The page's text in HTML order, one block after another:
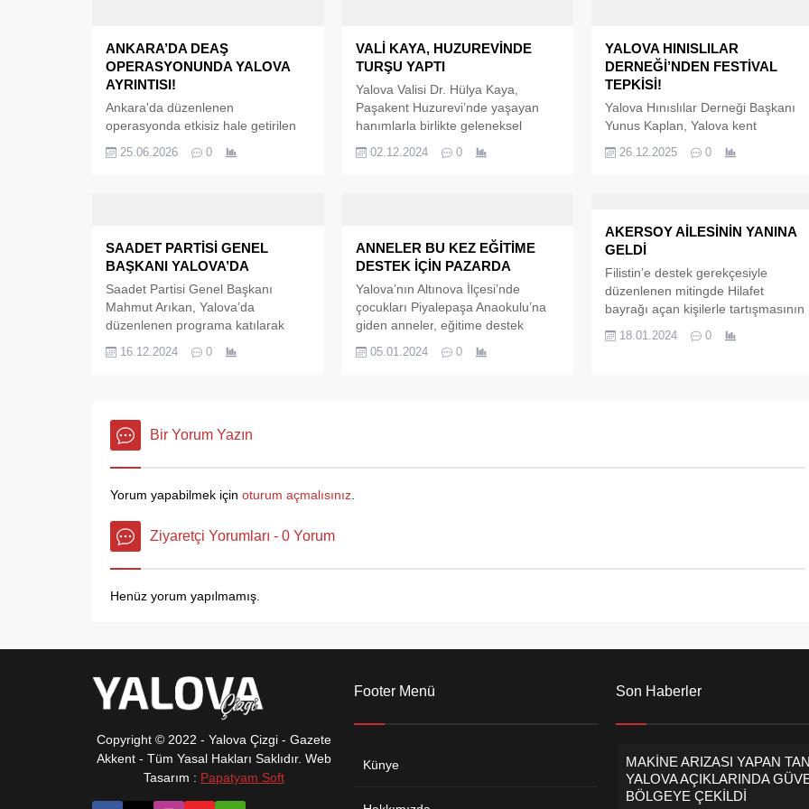
ANKARA’DA DEAŞ
OPERASYONUNDA YALOVA
AYRINTISI!
Ankara'da düzenlenen
operasyonda etkisiz hale getirilen
öncesinde eylem hazırlığında
tarihlerinde gerçekleştirilecek NATO
Zirvesi öncesinde güvenlik
önlemleri en üst seviyeye
çıkarılırken, terör örgütü DEAŞ'a
yönelik gerçekleştirilen operasyon
25.06.2026 0
VALİ KAYA, HUZUREVİNDE
TURŞU YAPTI
Yalova Valisi Dr. Hülya Kaya,
Paşakent Huzurevi’nde yaşayan
hanımlarla birlikte geleneksel
Etkinlikte, hem keyifli anlar yaşandı
huzurevi sakinlerinin moral ve
motivasyonlarını artırdığını
kaydetti. Yalova Valisi Dr. Hülya
Kaya, Paşakent...
02.12.2024 0
YALOVA HINISLILAR
DERNEĞİ’NDEN FESTİVAL
TEPKİSİ!
Yalova Hınıslılar Derneği Başkanı
Yunus Kaplan, Yalova kent
düzenlenen bazı organizasyonlara
esnafın zarar görmesine neden
olan etkinliklerin desteklenmediğini
vurguladı.
26.12.2025 0
SAADET PARTİSİ GENEL
BAŞKANI YALOVA’DA
Saadet Partisi Genel Başkanı
Mahmut Arıkan, Yalova’da
düzenlenen programa katılarak
Partisi Bursa il teşkilatının
parti yöneticileriyle bir araya
gelerek izlenecek politikaları
belirledi. İhlas Armutlu Termal
Tesislerinde Eğitim kampına
Genel Başkan Mahmut Arıkan,
Saadet...
16.12.2024 0
ANNELER BU KEZ EĞİTİME
DESTEK İÇİN PAZARDA
Yalova’nın Altınova İlçesi’nde
çocukları Piyalepaşa Anaokulu’na
giden anneler, eğitime destek
Belediyesi Kapalı Pazar Yeri’ndeki
Belediyesi Kapalı Pazar alanı,
05.01.2024 0
AKERSOY AİLESİNİN YANINA
GELDİ
Filistin’e destek gerekçesiyle
düzenlenen mitingde Hilafet
bayrağı açan kişilerle tartışmasının
öğrencisi Ege Akersoy hakkında
Kentimdir Atataürk’ün CHP’sinin
18.01.2024 0
Bir Yorum Yazın
Yorum yapabilmek için oturum açmalısınız
Ziyaretçi Yorumları - 0 Yorum
Henüz yorum yapılmamış.
Copyright © 2022 - Yalova Çizgi - Gazete
Akkent - Tüm Yasal Hakları Saklıdır. Web
Tasarım : Papatyam Soft
Footer Menü
Künye
Son Haberler
MAKİNE ARIZASI YAPAN
YALOVA AÇIKLARINDA
BÖLGEYE ÇEKİLDİ